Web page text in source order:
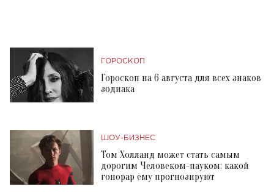
ГОРОСКОП
Гороскоп на 6 августа для всех знаков
зодиака
ШОУ-БИЗНЕС
Том Холланд может стать самым
дорогим Человеком-пауком: какой
гонорар ему прогнозируют